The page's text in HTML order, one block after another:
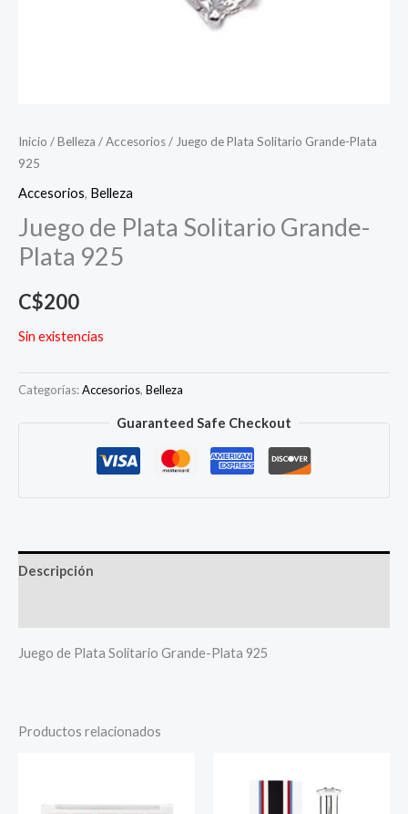
Inicio /Belleza /Accesorios/ Juego de Plata Solitario Grande-Plata
925
Accesorios, Belleza
Juego de Plata Solitario Grande-
Plata 925
C$200
Sin existencias
Categorías:Accesorios, Belleza
Guaranteed Safe Checkout
Descripción
Juego de Plata Solitario Grande-Plata 925
Productos relacionados